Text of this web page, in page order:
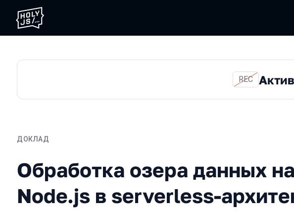
REC
ДОКЛАД
Обработка озера данных на
Обработка озера данных на
Node.js в serverless-